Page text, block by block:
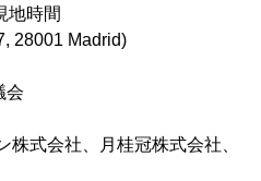
地時間
28001 Madrid)
会
式会社、月桂冠株式会社、